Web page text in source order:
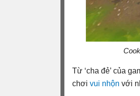
Từ ‘cha đẻ’ của
chơi vui nhộn với